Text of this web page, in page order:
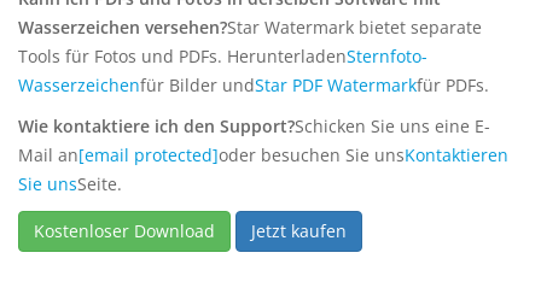
Wasserzeichen versehen?Star Watermark bietet separate
Tools für Fotos und PDFs. HerunterladenSternfoto-
Wasserzeichenfür Bilder undStar PDF Watermarkfür PDFs.
Wie kontaktiere ich den Support?Schicken Sie uns eine E-
Mail an[email protected]oder besuchen Sie unsKontaktieren
Sie unsSeite.
Kostenloser Download Jetzt kaufen